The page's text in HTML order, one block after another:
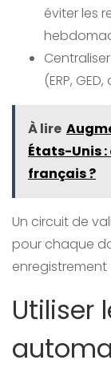
éviter les
(ERP,
À lire
États-Unis
français ?
Un circuit de
pour chaque
Utiliser